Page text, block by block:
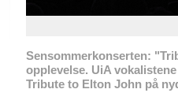
Sensommerkonserten:
opplevelse. UiA
Tribute to Elton John på